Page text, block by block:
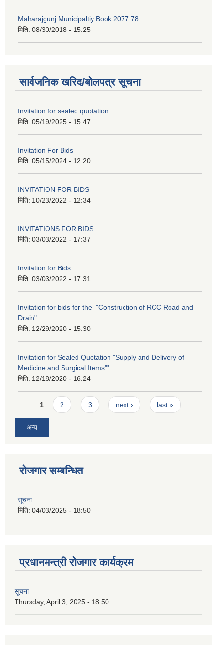
Maharajgunj Municipaltiy Book 2077.78
मिति: 08/30/2018 - 15:25
सार्वजनिक खरिद/बोलपत्र सूचना
Invitation for sealed quotation
मिति: 05/19/2025 - 15:47
Invitation For Bids
मिति: 05/15/2024 - 12:20
INVITATION FOR BIDS
मिति: 10/23/2022 - 12:34
INVITATIONS FOR BIDS
मिति: 03/03/2022 - 17:37
Invitation for Bids
मिति: 03/03/2022 - 17:31
Invitation for bids for the: "Construction of RCC Road and
Drain"
मिति: 12/29/2020 - 15:30
Invitation for Sealed Quotation "Supply and Delivery of
Medicine and Surgical Items""
मिति: 12/18/2020 - 16:24
Pages
1 2 3 next › last »
अन्य
रोजगार सम्बन्धित
सूचना
मिति: 04/03/2025 - 18:50
प्रधानमन्त्री रोजगार कार्यक्रम
सूचना
Thursday, April 3, 2025 - 18:50